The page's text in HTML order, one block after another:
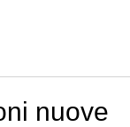
nuove